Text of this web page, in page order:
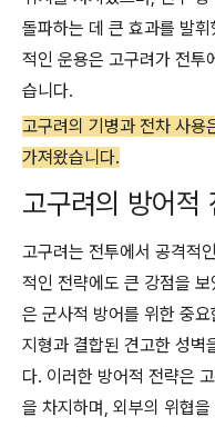
돌파하는 데 큰 효과를 발
적인 운용은 고구려가 전투
습니다.
고구려의 기병과 전차 사용
가져왔습니다.
고구려의 방어적
고구려는 전투에서 공격적
적인 전략에도 큰 강점을
은 군사적 방어를 위한 중
지형과 결합된 견고한 성벽
다. 이러한 방어적 전략은
을 차지하며, 외부의 위협